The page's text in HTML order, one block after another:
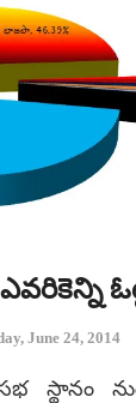
June 24, 2014
స్థానం